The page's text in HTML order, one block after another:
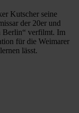
Kutscher seine
der 20er und
Berlin“ verfilmt. Im
für die Weimarer
lässt.